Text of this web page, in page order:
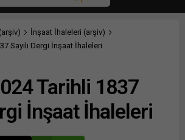
İnşaat İhaleleri (arşiv)
Sayılı Dergi İnşaat İhaleleri
Tarihli 1837
İnşaat İhaleleri